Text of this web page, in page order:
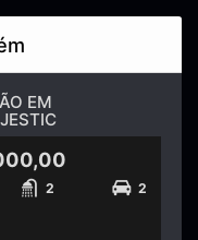
EM
2 2